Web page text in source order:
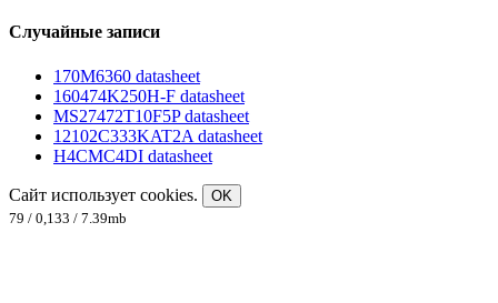
Случайные записи
170M6360 datasheet
160474K250H-F datasheet
MS27472T10F5P datasheet
12102C333KAT2A datasheet
H4CMC4DI datasheet
Сайт использует cookies.
OK
79 / 0,133 / 7.39mb